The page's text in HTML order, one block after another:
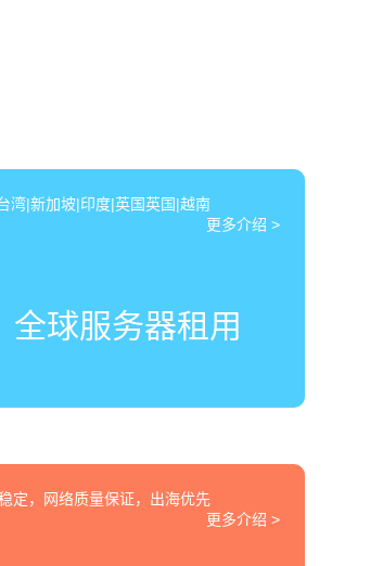
湾|新加坡|印度|英国英国|越南
更多介绍 >
全球服务器租用
定，网络质量保证，出海优先
更多介绍 >